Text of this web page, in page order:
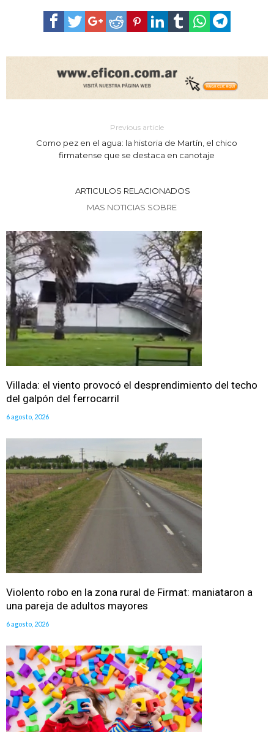
Previous article
Como pez en el agua: la historia de Martín, el chico
firmatense que se destaca en canotaje
ARTICULOS RELACIONADOS
MAS NOTICIAS SOBRE
Villada: el viento provocó el desprendimiento del techo
del galpón del ferrocarril
6 agosto, 2026
Violento robo en la zona rural de Firmat: maniataron a
una pareja de adultos mayores
6 agosto, 2026